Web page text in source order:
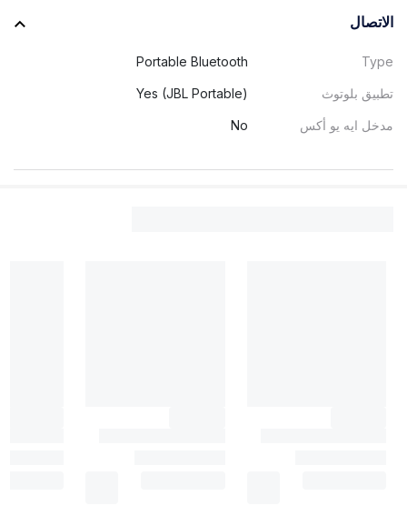
الاتصال
Type
Portable Bluetooth
تطبيق بلوتوث Yes (JBL Portable)
مدخل ايه يو أكس No